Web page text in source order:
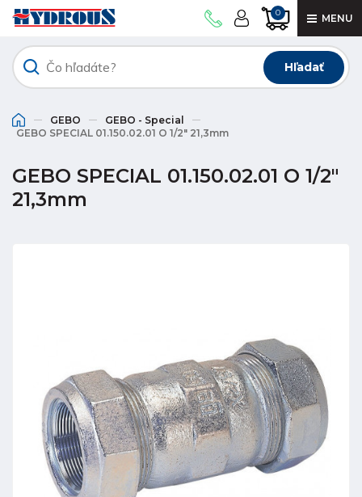
0 MENU
Hľadať
GEBO
GEBO - Special
GEBO SPECIAL 01.150.02.01 O 1/2" 21,3mm
GEBO SPECIAL 01.150.02.01 O 1/2"
21,3mm